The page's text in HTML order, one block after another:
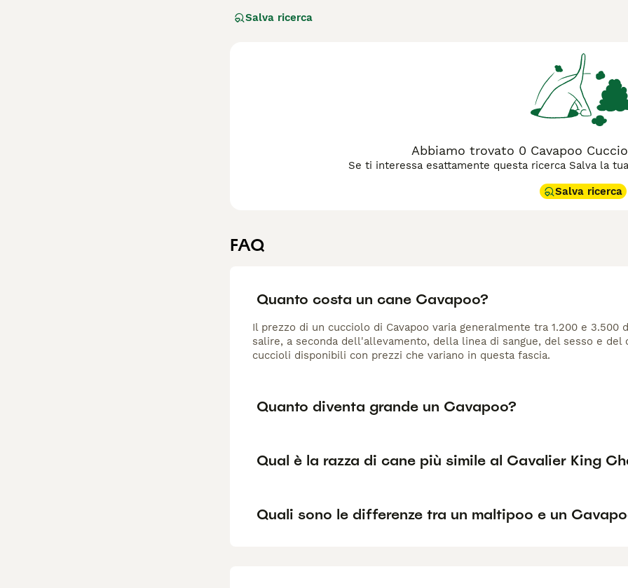
ipoallergenico. Di piccola taglia, pesa in genere tra 3,5 e 11 kg e misura
— influenzano aspetto,
mix 50/50 e possono mostrare maggiore variabilità nel pelo. GliF1b, nati
genetica Barboncina e presentano mantelli più ricci e ipoallergenici. Gli
F1bb ,
, nati da due F1, possono variare di più sia
mantello necessita di toelettatura regolare per evitare nodi e mantenerlo
alla sua adattabilità e natura amichevole, risultando un compagno ideale sia
giardino. Parole chiave correlate: "cavapoo precio", "cavapoo adulto", "perro
Salva ricerca
Abbiamo trovato 0 Cavapoo
Se ti interessa esattamente questa ricerca Salva la
Salva ricerca
FAQ
Quanto costa un cane Cavapoo?
Il prezzo di un cucciolo di Cavapoo varia generalmente tra 1.200 e
salire, a seconda dell'allevamento, della linea di sangue, del sesso e
cuccioli disponibili con prezzi che variano in questa fascia.
Quanto diventa grande un Cavapoo?
Qual è la razza di cane più simile al Cavalier King
Quali sono le differenze tra un maltipoo e un